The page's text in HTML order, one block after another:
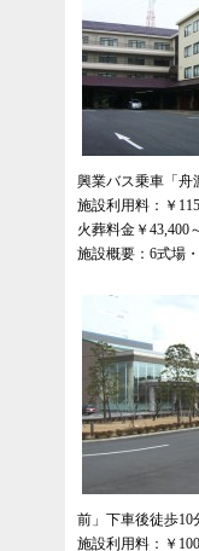
興業バス乗車「舟
施設利用料：￥
火葬料金￥43,400
施設概要：6式場
前」下車後徒歩10
施設利用料：￥